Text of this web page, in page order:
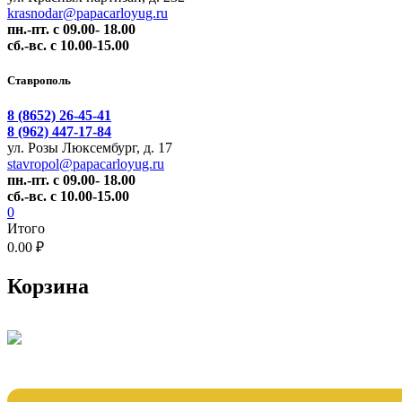
krasnodar@papacarloyug.ru
пн.-пт. с 09.00- 18.00
сб.-вс. с 10.00-15.00
Ставрополь
8 (8652) 26-45-41
8 (962) 447-17-84
ул. Розы Люксембург, д. 17
stavropol@papacarloyug.ru
пн.-пт. с 09.00- 18.00
сб.-вс. с 10.00-15.00
0
Итого
0.00 ₽
Корзина